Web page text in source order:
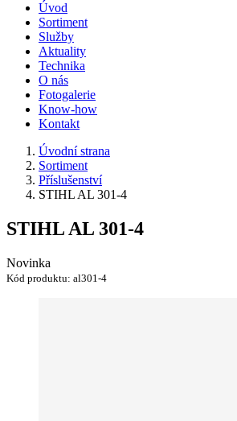
Úvod
Sortiment
Služby
Aktuality
Technika
O nás
Fotogalerie
Know-how
Kontakt
Úvodní strana
Sortiment
Příslušenství
STIHL AL 301-4
STIHL AL 301-4
Novinka
Kód produktu: al301-4